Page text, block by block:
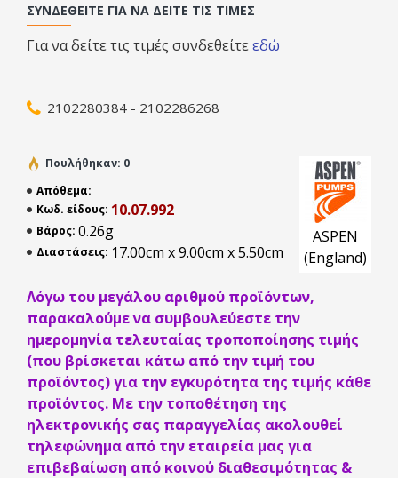
ή ψυκτικού) αυξομειώνοντας την ταχύτητα του ανεμιστήρα
μέσω ένδειξης θερμοκρασίας από αισθητήρα που
Πλάτος: 150mm
Βάθος: 75mm
Μέγιστα 3 amp έξοδος
Τάση: 230V Συχνότητα: 50-60 Hz
Άλλα Χαρακτηριστικά:
Διαθέσιμο για ψύξη μόνο
Αισθητήρας θερμοκρασίας μονάδας συμπυκνωτή
ΣΥΝΔΕΘΕΊΤΕ ΓΙΑ ΝΑ ΔΕΊΤΕ ΤΙΣ ΤΙΜΈΣ
Για να δείτε τις τιμές συνδεθείτεεδώ
2102280384 - 2102286268
Απόθεμα:
Κωδ. είδους: 10.07.992
Βάρος: 0.26g
Διαστάσεις: 17.00cm x 9.00cm x 5.50cm
ASPEN
(England)
Πουλήθηκαν: 0
Λόγω του μεγάλου αριθμού προϊόντων,
παρακαλούμε να συμβουλεύεστε την
ημερομηνία τελευταίας τροποποίησης τιμής
(που βρίσκεται κάτω από την τιμή του
προϊόντος) για την εγκυρότητα της τιμής κάθε
προϊόντος. Με την τοποθέτηση της
ηλεκτρονικής σας παραγγελίας ακολουθεί
τηλεφώνημα από την εταιρεία μας για
επιβεβαίωση από κοινού διαθεσιμότητας &